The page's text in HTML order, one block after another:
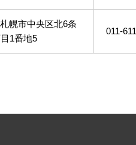
幌市中央区北6条
1番地5
011-